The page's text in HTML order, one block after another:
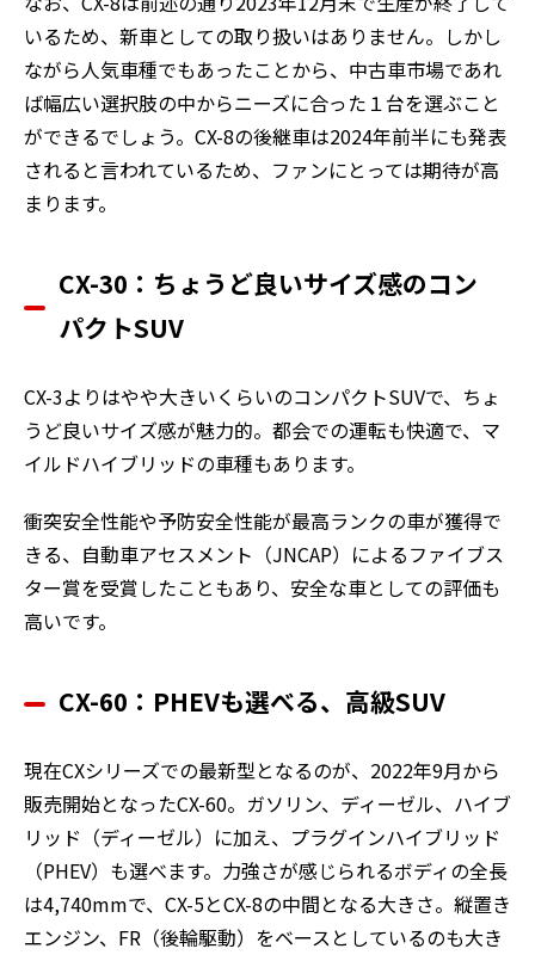
いるため、新車としての取り扱いはありません。しかし
ながら人気車種でもあったことから、中古車市場であれ
ば幅広い選択肢の中からニーズに合った１台を選ぶこと
ができるでしょう。CX-8の後継車は2024年前半にも発表
されると言われているため、ファンにとっては期待が高
まります。
CX-30：ちょうど良いサイズ感のコン
パクトSUV
CX-3よりはやや大きいくらいのコンパクトSUVで、ちょ
うど良いサイズ感が魅力的。都会での運転も快適で、マ
イルドハイブリッドの車種もあります。
衝突安全性能や予防安全性能が最高ランクの車が獲得で
きる、自動車アセスメント（JNCAP）によるファイブス
ター賞を受賞したこともあり、安全な車としての評価も
高いです。
CX-60：PHEVも選べる、高級SUV
現在CXシリーズでの最新型となるのが、2022年9月から
販売開始となったCX-60。ガソリン、ディーゼル、ハイブ
リッド（ディーゼル）に加え、プラグインハイブリッド
（PHEV）も選べます。力強さが感じられるボディの全長
は4,740mmで、CX-5とCX-8の中間となる大きさ。縦置き
エンジン、FR（後輪駆動）をベースとしているのも大き